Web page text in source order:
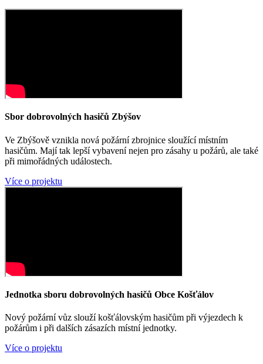
Sbor dobrovolných hasičů Zbýšov
Ve Zbýšově vznikla nová požární zbrojnice sloužící místním
hasičům. Mají tak lepší vybavení nejen pro zásahy u požárů, ale také
při mimořádných událostech.
Více o projektu
Jednotka sboru dobrovolných hasičů Obce Košťálov
Nový požární vůz slouží košťálovským hasičům při výjezdech k
požárům i při dalších zásazích místní jednotky.
Více o projektu